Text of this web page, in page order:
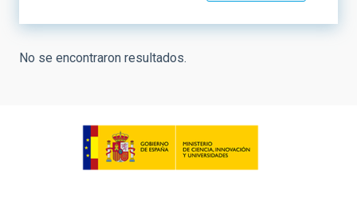
No se encontraron resultados.